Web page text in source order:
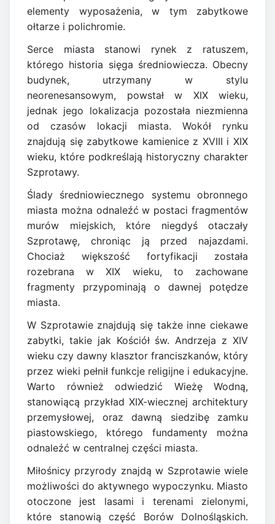
elementy wyposażenia, w tym zabytkowe
ołtarze i polichromie.
Serce miasta stanowi rynek z ratuszem,
którego historia sięga średniowiecza. Obecny
budynek, utrzymany w stylu
neorenesansowym, powstał w XIX wieku,
jednak jego lokalizacja pozostała niezmienna
od czasów lokacji miasta. Wokół rynku
znajdują się zabytkowe kamienice z XVIII i XIX
wieku, które podkreślają historyczny charakter
Szprotawy.
Ślady średniowiecznego systemu obronnego
miasta można odnaleźć w postaci fragmentów
murów miejskich, które niegdyś otaczały
Szprotawę, chroniąc ją przed najazdami.
Chociaż większość fortyfikacji została
rozebrana w XIX wieku, to zachowane
fragmenty przypominają o dawnej potędze
miasta.
W Szprotawie znajdują się także inne ciekawe
zabytki, takie jak Kościół św. Andrzeja z XIV
wieku czy dawny klasztor franciszkanów, który
przez wieki pełnił funkcje religijne i edukacyjne.
Warto również odwiedzić Wieżę Wodną,
stanowiącą przykład XIX-wiecznej architektury
przemysłowej, oraz dawną siedzibę zamku
piastowskiego, którego fundamenty można
odnaleźć w centralnej części miasta.
Miłośnicy przyrody znajdą w Szprotawie wiele
możliwości do aktywnego wypoczynku. Miasto
otoczone jest lasami i terenami zielonymi,
które stanowią część Borów Dolnośląskich.